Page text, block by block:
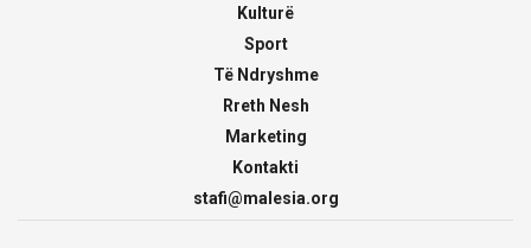
Kulturë
Sport
Të Ndryshme
Rreth Nesh
Marketing
Kontakti
stafi@malesia.org